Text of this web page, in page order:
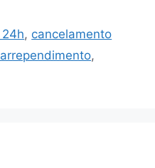
, cancelamento
,